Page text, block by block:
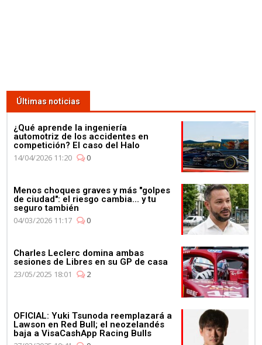
o un Fórmula E? Jéan-Eric
Vergné nos saca de dudas
Mercedes celebra su 4º
Campeonato de
Constructores de manera
03:11
Max Verstappen se pone al
Últimas noticias
¿Qué aprende la ingeniería
automotriz de los accidentes en
competición? El caso del Halo
14/04/2026 11:20
0
Menos choques graves y más "golpes
de ciudad": el riesgo cambia... y tu
seguro también
04/03/2026 11:17
0
Charles Leclerc domina ambas
sesiones de Libres en su GP de casa
23/05/2025 18:01
2
OFICIAL: Yuki Tsunoda reemplazará a
Lawson en Red Bull; el neozelandés
baja a VisaCashApp Racing Bulls